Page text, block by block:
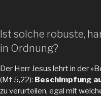
Ist solche robuste,
in Ordnung?
Der Herr Jesus lehrt in der
(Mt 5,22): Beschimpfung
zu verurteilen, egal mit